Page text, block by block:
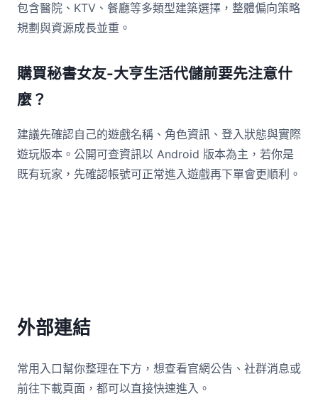
包含醫院、KTV、餐廳等多類型建築選擇，整體偏向策略
規劃與資源成長並重。
購買秘書女友-大亨生活代儲前要先注意什
麼？
建議先確認自己的遊戲名稱、角色資訊、登入狀態與實際
遊玩版本。公開可查資訊以 Android 版本為主，若你是
既有玩家，先確認帳號可正常進入遊戲再下單會更順利。
外部連結
常用入口幫你整理在下方，想查看官網公告、社群消息或
前往下載頁面，都可以直接快速進入。